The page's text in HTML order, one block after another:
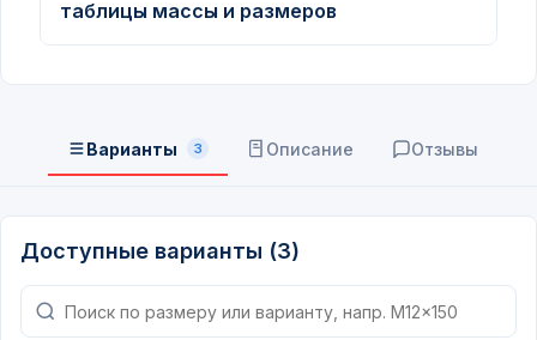
таблицы массы и размеров
Варианты 3 Описание Отзывы
Доступные варианты (3)